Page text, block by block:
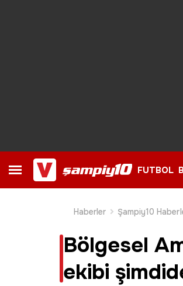
FUTBOL
Haberler
Şampiy10
Bölgesel
ekibi